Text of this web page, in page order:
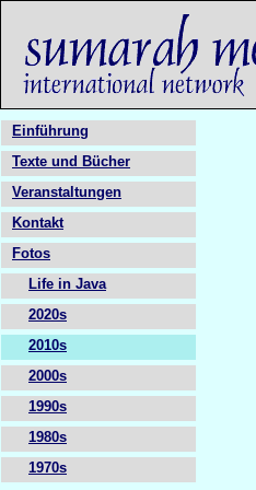
Einführung
Texte und Bücher
Veranstaltungen
Kontakt
Fotos
Life in Java
2020s
2010s
2000s
1990s
1980s
1970s